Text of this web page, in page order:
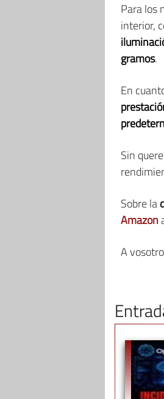
Para los
interior,
gramos.
En
Sin
Sobre la
Amazon
A